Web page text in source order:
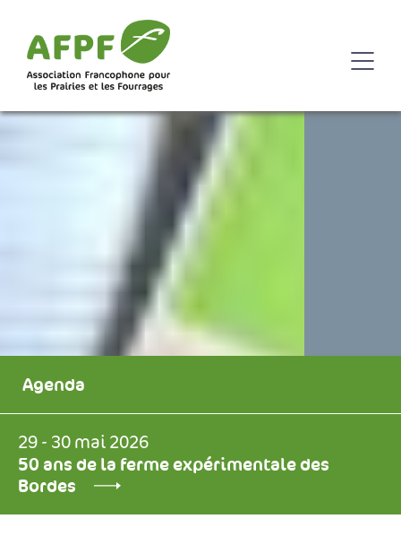
Agenda
29 - 30 mai 2026
50 ans de la ferme expérimentale des
Bordes